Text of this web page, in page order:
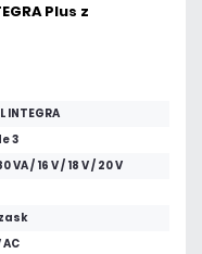
Plus z
INTEGRA
3
VA / 16 V / 18 V / 20 V
AC